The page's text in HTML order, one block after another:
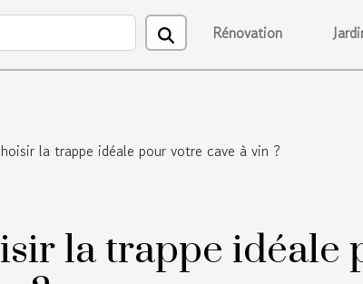
Rénovation
la trappe idéale pour votre cave à vin ?
la trappe idéale